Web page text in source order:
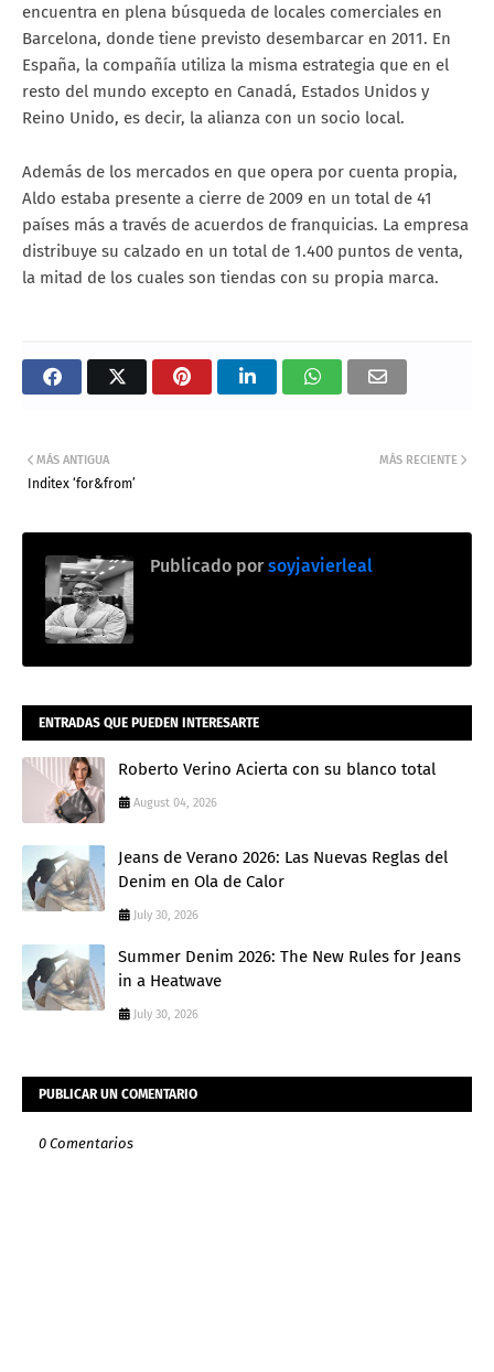
encuentra en plena búsqueda de locales comerciales en
Barcelona, donde tiene previsto desembarcar en 2011. En
España, la compañía utiliza la misma estrategia que en el
resto del mundo excepto en Canadá, Estados Unidos y
Reino Unido, es decir, la alianza con un socio local.
Además de los mercados en que opera por cuenta propia,
Aldo estaba presente a cierre de 2009 en un total de 41
países más a través de acuerdos de franquicias. La empresa
distribuye su calzado en un total de 1.400 puntos de venta,
la mitad de los cuales son tiendas con su propia marca.
MÁS RECIENTE
MÁS ANTIGUA
Inditex ‘for&from’
Publicado por soyjavierleal
ENTRADAS QUE PUEDEN INTERESARTE
Roberto Verino Acierta con su blanco total
August 04, 2026
Jeans de Verano 2026: Las Nuevas Reglas del
Denim en Ola de Calor
July 30, 2026
Summer Denim 2026: The New Rules for Jeans
in a Heatwave
July 30, 2026
PUBLICAR UN COMENTARIO
0 Comentarios